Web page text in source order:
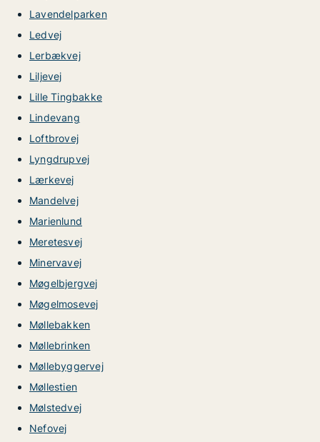
Lavendelparken
Ledvej
Lerbækvej
Liljevej
Lille Tingbakke
Lindevang
Loftbrovej
Lyngdrupvej
Lærkevej
Mandelvej
Marienlund
Meretesvej
Minervavej
Møgelbjergvej
Møgelmosevej
Møllebakken
Møllebrinken
Møllebyggervej
Møllestien
Mølstedvej
Nefovej